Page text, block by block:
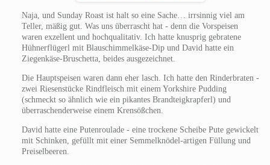
Naja, und Sunday Roast ist halt so eine Sache… irrsinnig viel am
Teller, mäßig gut. Was uns überrascht hat - denn die Vorspeisen
waren exzellent und hochqualitativ. Ich hatte knusprig gebratene
Hühnerflügerl mit Blauschimmelkäse-Dip und David hatte ein
Ziegenkäse-Bruschetta, beides ausgezeichnet.
Die Hauptspeisen waren dann eher lasch. Ich hatte den Rinderbraten -
zwei Riesenstücke Rindfleisch mit einem Yorkshire Pudding
(schmeckt so ähnlich wie ein pikantes Brandteigkrapferl) und
überraschenderweise einem Krensößchen.
David hatte eine Putenroulade - eine trockene Scheibe Pute gewickelt
mit Schinken, gefüllt mit einer Semmelknödel-artigen Füllung und
Preiselbeeren.